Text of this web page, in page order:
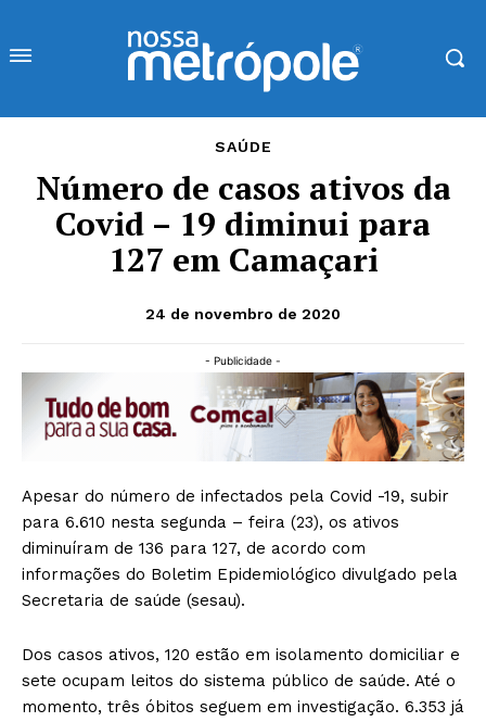
SAÚDE
Número de casos ativos da
Covid – 19 diminui para
127 em Camaçari
24 de novembro de 2020
- Publicidade -
Apesar do número de infectados pela Covid -19, subir
para 6.610 nesta segunda – feira (23), os ativos
diminuíram de 136 para 127, de acordo com
informações do Boletim Epidemiológico divulgado pela
Secretaria de saúde (sesau).
Dos casos ativos, 120 estão em isolamento domiciliar e
sete ocupam leitos do sistema público de saúde. Até o
momento, três óbitos seguem em investigação. 6.353 já